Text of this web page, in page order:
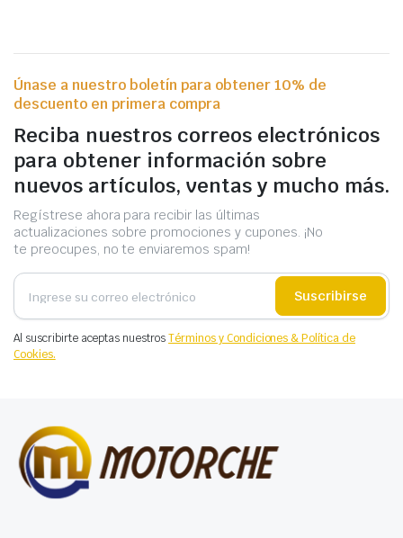
Únase a nuestro boletín para obtener 10% de
descuento en primera compra
Reciba nuestros correos electrónicos
para obtener información sobre
nuevos artículos, ventas y mucho más.
Regístrese ahora para recibir las últimas
actualizaciones sobre promociones y cupones. ¡No
te preocupes, no te enviaremos spam!
Suscribirse
Al suscribirte aceptas nuestrosTérminos y Condiciones & Política de
Cookies.